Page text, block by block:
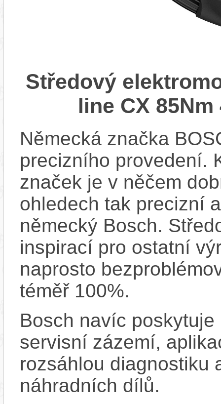
Středový
line CX
Německá značka
precizního provedení.
značek je v něčem
ohledech tak precizní
německý Bosch.
inspirací pro ostatní
naprosto
téměř 100%.
Bosch navíc
servisní zázemí,
rozsáhlou diagnostiku
náhradních dílů.